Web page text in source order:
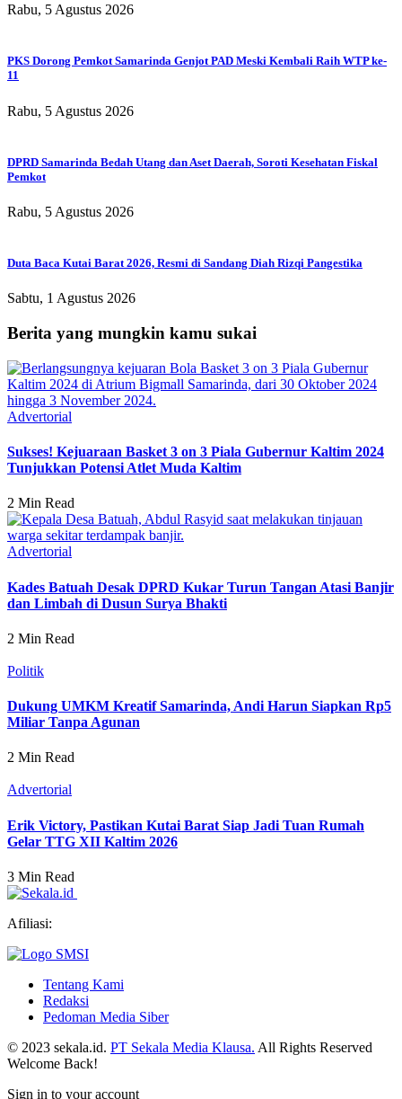
Rabu, 5 Agustus 2026
PKS Dorong Pemkot Samarinda Genjot PAD Meski Kembali Raih WTP ke-
11
Rabu, 5 Agustus 2026
DPRD Samarinda Bedah Utang dan Aset Daerah, Soroti Kesehatan Fiskal
Pemkot
Rabu, 5 Agustus 2026
Duta Baca Kutai Barat 2026, Resmi di Sandang Diah Rizqi Pangestika
Sabtu, 1 Agustus 2026
Berita yang mungkin kamu sukai
Advertorial
Sukses! Kejuaraan Basket 3 on 3 Piala Gubernur Kaltim 2024
Tunjukkan Potensi Atlet Muda Kaltim
2 Min Read
Advertorial
Kades Batuah Desak DPRD Kukar Turun Tangan Atasi Banjir
dan Limbah di Dusun Surya Bhakti
2 Min Read
Politik
Dukung UMKM Kreatif Samarinda, Andi Harun Siapkan Rp5
Miliar Tanpa Agunan
2 Min Read
Advertorial
Erik Victory, Pastikan Kutai Barat Siap Jadi Tuan Rumah
Gelar TTG XII Kaltim 2026
3 Min Read
Afiliasi:
Tentang Kami
Redaksi
Pedoman Media Siber
© 2023 sekala.id. PT Sekala Media Klausa. All Rights Reserved
Welcome Back!
Sign in to your account